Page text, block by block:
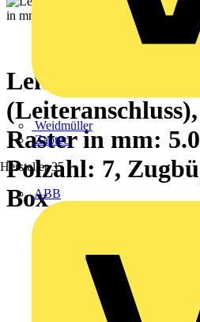
Weidmüller
Zaptec
Hersteller 35
ABB
Raster in mm:
Polzahl: 7,
Box